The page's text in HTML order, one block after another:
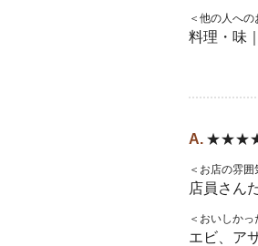
＜他の人へ
料理・味
＜お店の雰囲
店員さん
＜おいしか
エビ、ア